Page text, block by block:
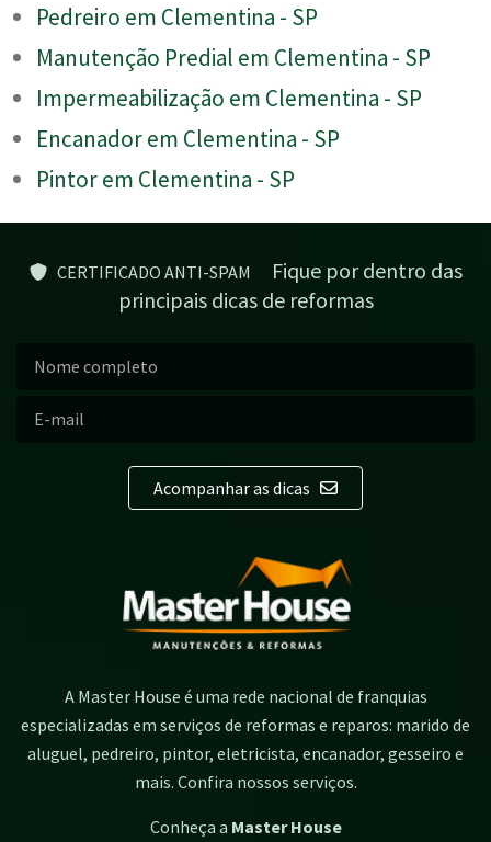
Pedreiro em Clementina - SP
Manutenção Predial em Clementina - SP
Impermeabilização em Clementina - SP
Encanador em Clementina - SP
Pintor em Clementina - SP
CERTIFICADO ANTI-SPAM
Fique por dentro das
principais dicas de reformas
Acompanhar as dicas
A Master House é uma rede nacional de franquias
especializadas em serviços de reformas e reparos: marido de
aluguel, pedreiro, pintor, eletricista, encanador, gesseiro e
mais. Confira nossos serviços.
Conheça a Master House